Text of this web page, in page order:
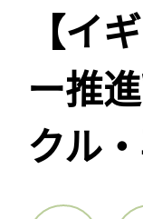
【イ
ー推
クル